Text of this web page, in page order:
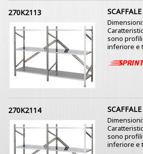
270K2113
sono profili
inferiore e
270K2114
sono profili
inferiore e